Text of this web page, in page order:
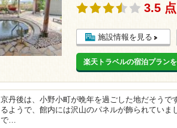
3.5 点
施設情報を見る
楽天トラベルの宿泊プラン
京丹後は、小野小町が晩年を過ごした地だそうで
るようで、館内には沢山のパネルが飾られていま
で…